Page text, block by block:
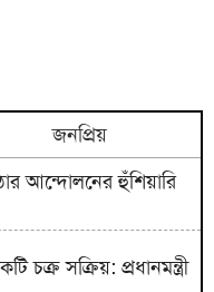
জনপ্রিয়
আন্দোলনের হুঁশিয়ারি
চক্র সক্রিয়: প্রধানমন্ত্রী